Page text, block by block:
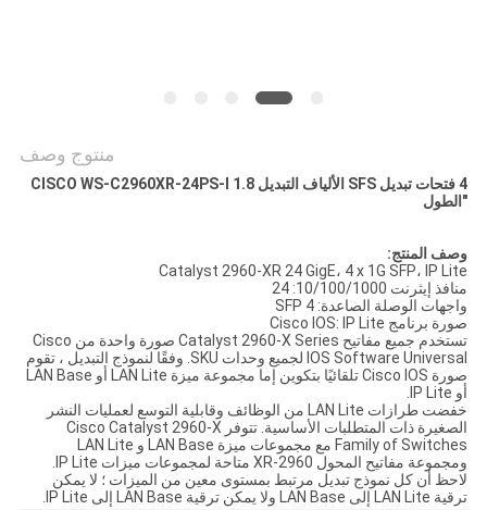
منتوج وصف
4 فتحات تبديل SFS الألياف التبديل CISCO WS-C2960XR-24PS-I 1.8
"الطول
وصف المنتج:
Catalyst 2960-XR 24 GigE، 4 x 1G SFP، IP Lite
منافذ إيثرنت 10/100/1000: 24
واجهات الوصلة الصاعدة: 4 SFP
صورة برنامج Cisco IOS: IP Lite
تستخدم جميع مفاتيح Catalyst 2960-X Series صورة واحدة من Cisco
IOS Software Universal لجميع وحدات SKU. وفقًا لنموذج التبديل ، تقوم
صورة Cisco IOS تلقائيًا بتكوين إما مجموعة ميزة LAN Lite أو LAN Base
أو IP Lite.
خفضت طرازات LAN Lite من الوظائف وقابلية التوسع لعمليات النشر
الصغيرة ذات المتطلبات الأساسية. تتوفر Cisco Catalyst 2960-X
Family of Switches مع مجموعات ميزة LAN Base و LAN Lite
ومجموعة مفاتيح المحول 2960-XR متاحة لمجموعات ميزات IP Lite.
لاحظ أن كل نموذج تبديل مرتبط بمستوى معين من الميزات ؛ لا يمكن
ترقية LAN Lite إلى LAN Base ولا يمكن ترقية LAN Base إلى IP Lite.